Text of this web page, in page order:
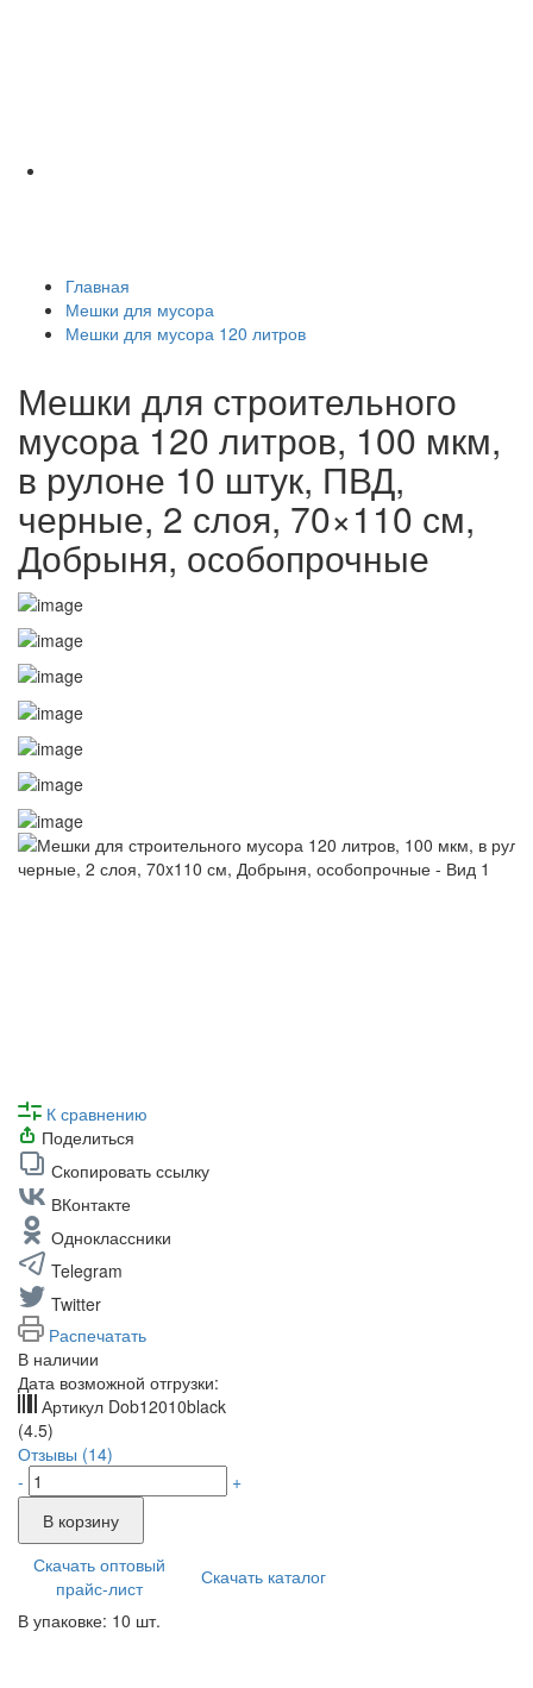
Главная
Мешки для мусора
Мешки для мусора 120 литров
Мешки для строительного
мусора 120 литров, 100 мкм,
в рулоне 10 штук, ПВД,
черные, 2 слоя, 70×110 см,
Добрыня, особопрочные
К сравнению
Поделиться
Скопировать ссылку
ВКонтакте
Одноклассники
Telegram
Twitter
Распечатать
В наличии
Дата возможной отгрузки:
Артикул Dob12010black
(4.5)
Отзывы (14)
-
+
В корзину
Скачать оптовый
прайс-лист
Скачать каталог
В упаковке: 10 шт.